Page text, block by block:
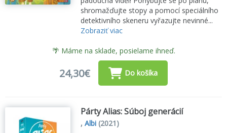
shromažďujte stopy a pomocí speciálního
detektivního skeneru vyřazujte nevinné...
Zobraziť viac
🌴 Máme na sklade, posielame ihneď.
24,30€ Do košíka
Párty Alias: Súboj generácií
,Albi (2021)